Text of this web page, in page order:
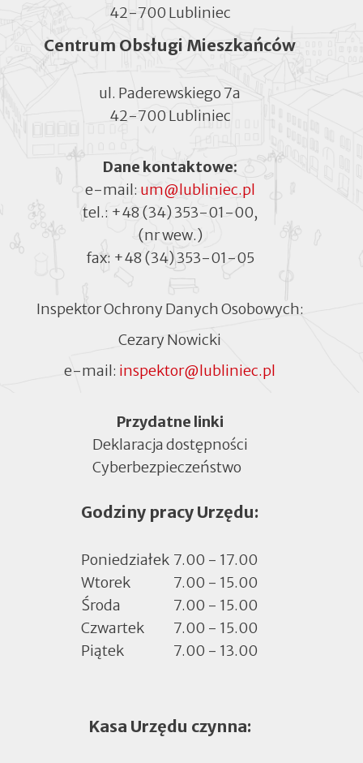
42-700 Lubliniec
Centrum Obsługi Mieszkańców
ul. Paderewskiego 7a
42-700 Lubliniec
Dane kontaktowe:
e-mail: um@lubliniec.pl
tel.: +48 (34) 353-01-00,
(nr wew.)
fax: +48 (34) 353-01-05
Inspektor Ochrony Danych Osobowych:
Cezary Nowicki
e-mail: inspektor@lubliniec.pl
MenuPrzydatne linki
Deklaracja dostępności
Cyberbezpieczeństwo
w
zakładce
Godziny pracy Urzędu:
Poniedziałek 7.00 - 17.00
Wtorek
7.00 - 15.00
Środa
7.00 - 15.00
Czwartek
7.00 - 15.00
Piątek
7.00 - 13.00
Kasa Urzędu czynna: